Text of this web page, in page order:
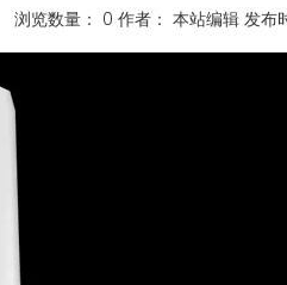
浏览数量： 0 作者： 本站编辑 发